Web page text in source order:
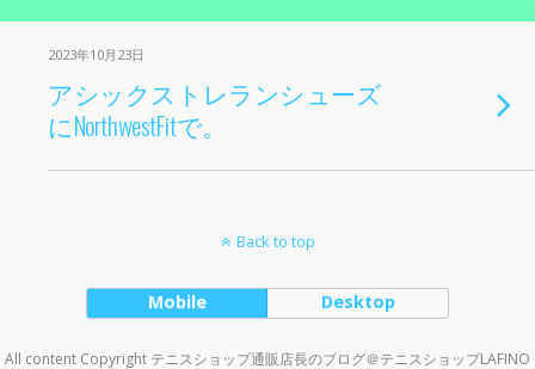
2023年10月23日
アシックストレランシューズ
にNorthwestFitで。
Back to top
Mobile Desktop
All content Copyright テニスショップ通販店長のブログ＠テニスショップLAFINO